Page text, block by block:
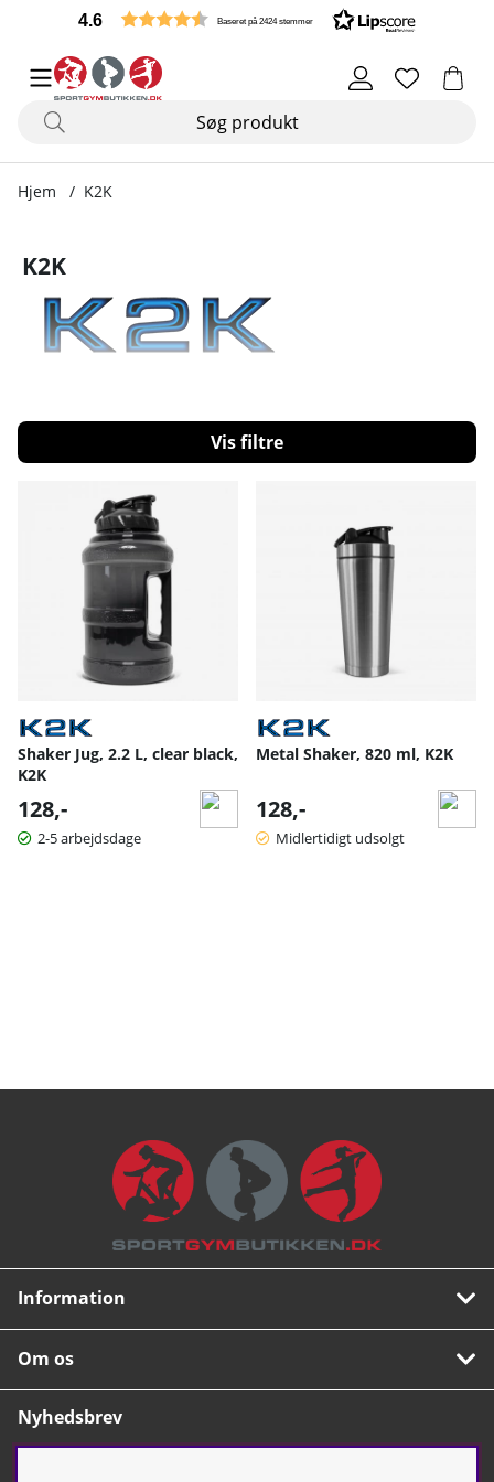
4.6 Baseret på 2424 stemmer
Hjem K2K
K2K
Filtrér
Shaker Jug, 2.2 L, clear black,
K2K
128,-
2-5 arbejdsdage
Metal Shaker, 820 ml, K2K
128,-
Midlertidigt udsolgt
Information
Om os
Nyhedsbrev
Tilmeld dig vores populære nyhedsbrev. Indeholder